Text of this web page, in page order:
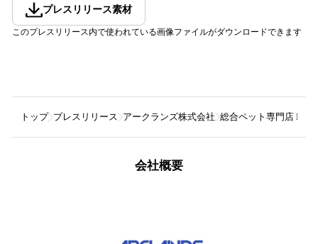
プレスリリース素材
このプレスリリース内で使われている画像ファイルがダウンロードできます
トップ プレスリリース アークランズ株式会社 総合ペット専門店
会社概要